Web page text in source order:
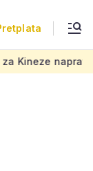
napravili